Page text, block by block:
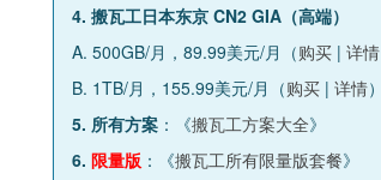
4. 搬瓦工日本东京 CN2 GIA（高端）
A. 500GB/月，89.99美元/月（购买 | 详情
B. 1TB/月，155.99美元/月（购买 | 详情）
5. 所有方案 ：《搬瓦工方案大全》
6. 限量版 ：《搬瓦工所有限量版套餐》